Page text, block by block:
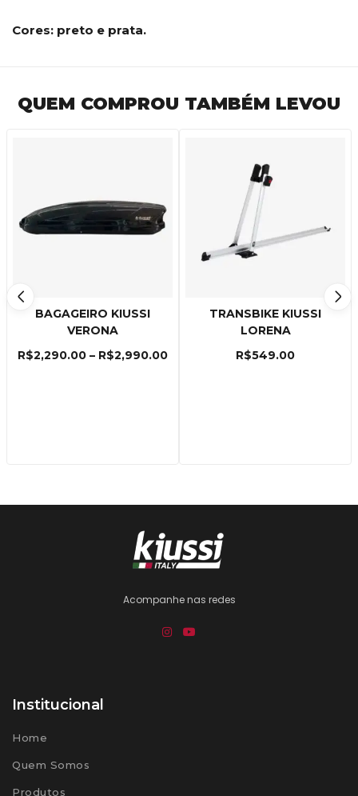
Cores: preto e prata.
QUEM COMPROU TAMBÉM LEVOU
BAGAGEIRO KIUSSI
VERONA
R$2,290.00 – R$2,990.00
TRANSBIKE KIUSSI
LORENA
R$549.00
Acompanhe nas redes
Institucional
Home
Quem Somos
Produtos